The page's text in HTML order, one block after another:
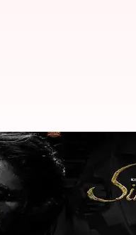
కూలీ సినిమా
pm